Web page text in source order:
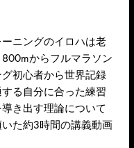
ニングのイロハは老
からフルマラソン
初心者から世界記録
る自分に合った練習
き出す理論について
た約3時間の講義動画